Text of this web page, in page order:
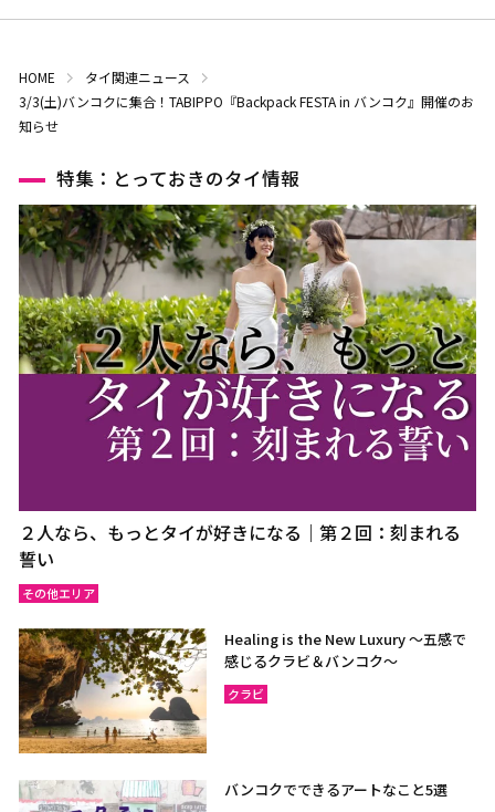
HOME
タイ関連ニュース
3/3(土)バンコクに集合！TABIPPO『Backpack FESTA in バンコク』開催のお
知らせ
特集：とっておきのタイ情報
２人なら、もっとタイが好きになる｜第２回：刻まれる
誓い
その他エリア
Healing is the New Luxury ～五感で
感じるクラビ＆バンコク～
クラビ
バンコクでできるアートなこと5選